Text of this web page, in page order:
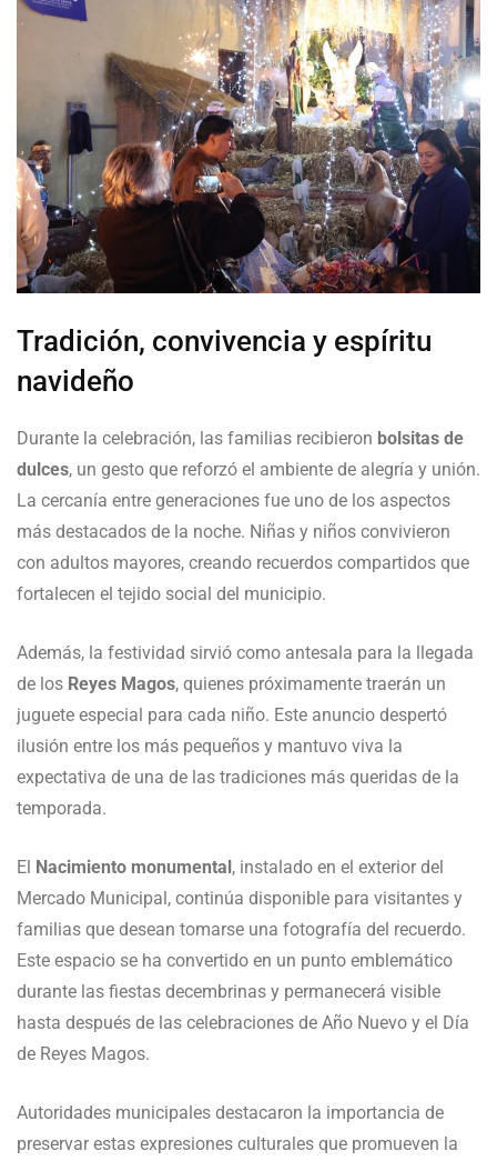
Tradición, convivencia y espíritu
navideño
Durante la celebración, las familias recibieron bolsitas de
dulces, un gesto que reforzó el ambiente de alegría y unión.
La cercanía entre generaciones fue uno de los aspectos
más destacados de la noche. Niñas y niños convivieron
con adultos mayores, creando recuerdos compartidos que
fortalecen el tejido social del municipio.
Además, la festividad sirvió como antesala para la llegada
de los Reyes Magos, quienes próximamente traerán un
juguete especial para cada niño. Este anuncio despertó
ilusión entre los más pequeños y mantuvo viva la
expectativa de una de las tradiciones más queridas de la
temporada.
El Nacimiento monumental, instalado en el exterior del
Mercado Municipal, continúa disponible para visitantes y
familias que desean tomarse una fotografía del recuerdo.
Este espacio se ha convertido en un punto emblemático
durante las fiestas decembrinas y permanecerá visible
hasta después de las celebraciones de Año Nuevo y el Día
de Reyes Magos.
Autoridades municipales destacaron la importancia de
preservar estas expresiones culturales que promueven la